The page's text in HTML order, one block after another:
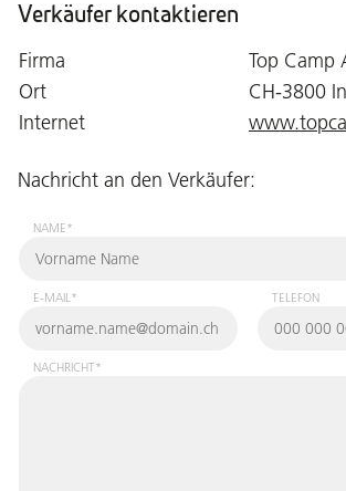
Verkäufer kontaktieren
Firma
Top Camp
Ort
CH-3800
Internet
Nachricht an den Verkäufer:
NAME*
E-MAIL* TELEFON
NACHRICHT*